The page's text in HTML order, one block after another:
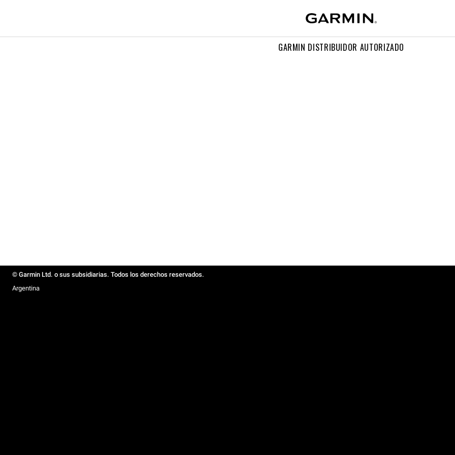
GARMIN DISTRIBUIDOR AUTORIZADO
© Garmin Ltd. o sus subsidiarias. Todos los derechos reservados.
Argentina